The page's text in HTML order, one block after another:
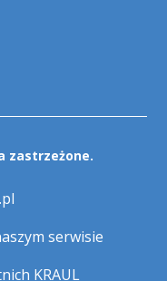
zastrzeżone.
serwisie
KRAUL